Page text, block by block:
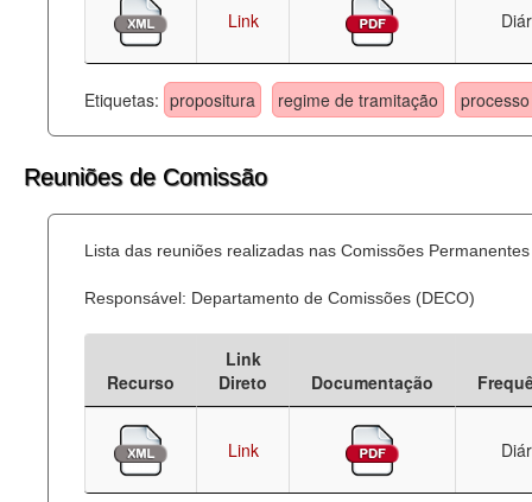
Link
Etiquetas: propositura regime de tramitação
Reuniões de Comissão
Lista das reuniões realizadas nas Comissões
Responsável: Departamento de Comissões (DECO)
Recurso
Link
Direto
Documentação
Link